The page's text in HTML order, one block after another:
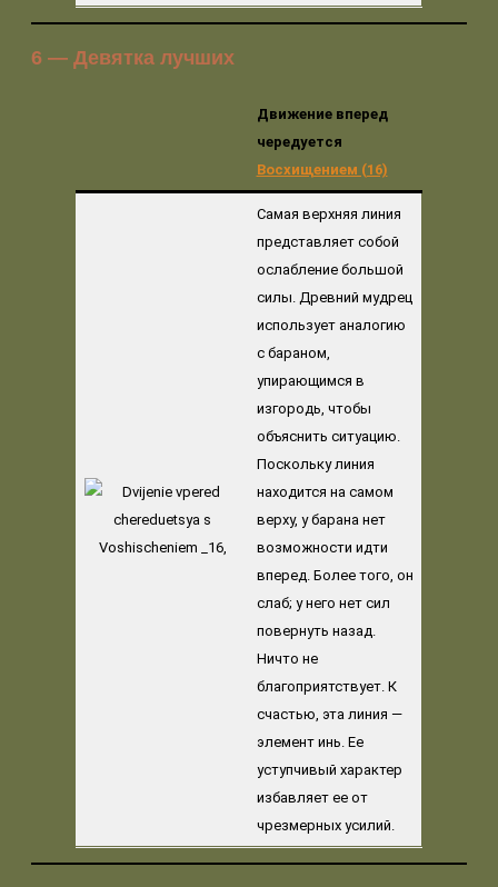
6 — Девятка лучших
Движение вперед
чередуется
Восхищением (16)
Самая верхняя линия
представляет собой
ослабление большой
силы. Древний мудрец
использует аналогию
с бараном,
упирающимся в
изгородь, чтобы
объяснить ситуацию.
Поскольку линия
находится на самом
верху, у барана нет
возможности идти
вперед. Более того, он
слаб; у него нет сил
повернуть назад.
Ничто не
благоприятствует. К
счастью, эта линия —
элемент инь. Ее
уступчивый характер
избавляет ее от
чрезмерных усилий.